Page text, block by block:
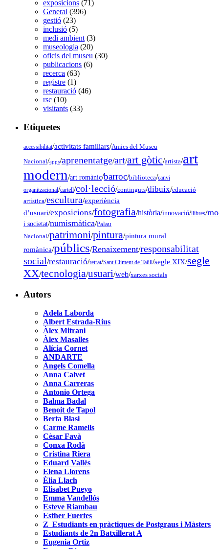
exposicions (71)
General (396)
gestió (23)
inclusió (5)
medi ambient (3)
museologia (20)
oficis del museu (30)
publicacions (6)
recerca (63)
registre (1)
restauració (46)
rsc (10)
visitants (33)
Etiquetes
accessibilitat/activitats familiars/Amics del Museu
Nacional/apps/aprenentatge/art/art gòtic/artista/art
modern/art romànic/barroc/biblioteca/canvi
organitzacional/cartell/col·lecció/continguts/dibuix/educació
artística/escultura/experiència
d’usuari/exposicions/fotografia/història/innovació/llibres/
i societat/numismàtica/Palau
Nacional/patrimoni/pintura/pintura mural
romànica/públics/Renaixement/responsabilitat
social/restauració/retrat/Sant Climent de Taüll/segle XIX/segle
XX/tecnologia/usuari/web/xarxes socials
Autors
Adela Laborda
Albert Estrada-Rius
Àlex Mitrani
Àlex Masalles
Alícia Cornet
ANDARTE
Àngels Comella
Anna Calvet
Anna Carreras
Antonio Ortega
Balma Badal
Benoit de Tapol
Berta Blasi
Carme Ramells
Cèsar Favà
Conxa Rodà
Cristina Riera
Eduard Vallès
Elena Llorens
Èlia Llach
Elisabet Pueyo
Emma Vandellós
Esteve Riambau
Esther Fuertes
Z_Estudiants en pràctiques de Postgraus i Màsters
Estudiants de 2n Batxillerat A
Eugenia Ortiz